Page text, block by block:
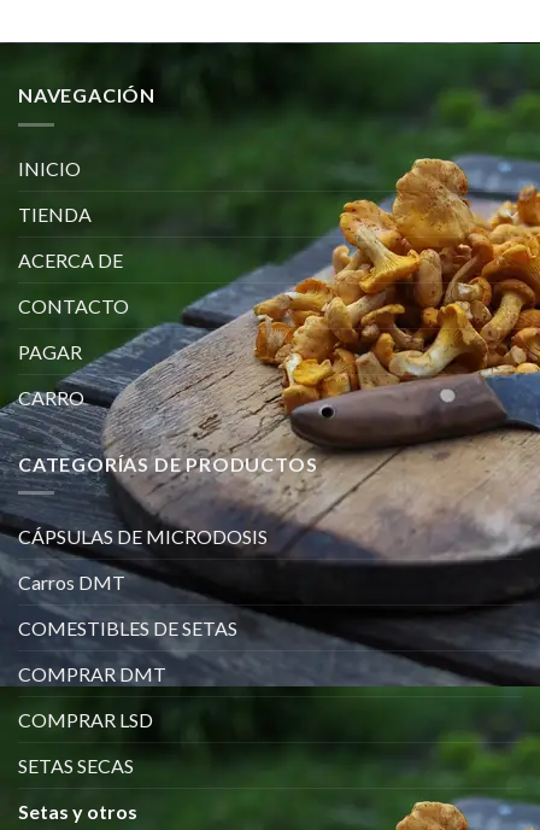
NAVEGACIÓN
INICIO
TIENDA
ACERCA DE
CONTACTO
PAGAR
CARRO
CATEGORÍAS DE PRODUCTOS
CÁPSULAS DE MICRODOSIS
Carros DMT
COMESTIBLES DE SETAS
COMPRAR DMT
COMPRAR LSD
SETAS SECAS
Setas y otros